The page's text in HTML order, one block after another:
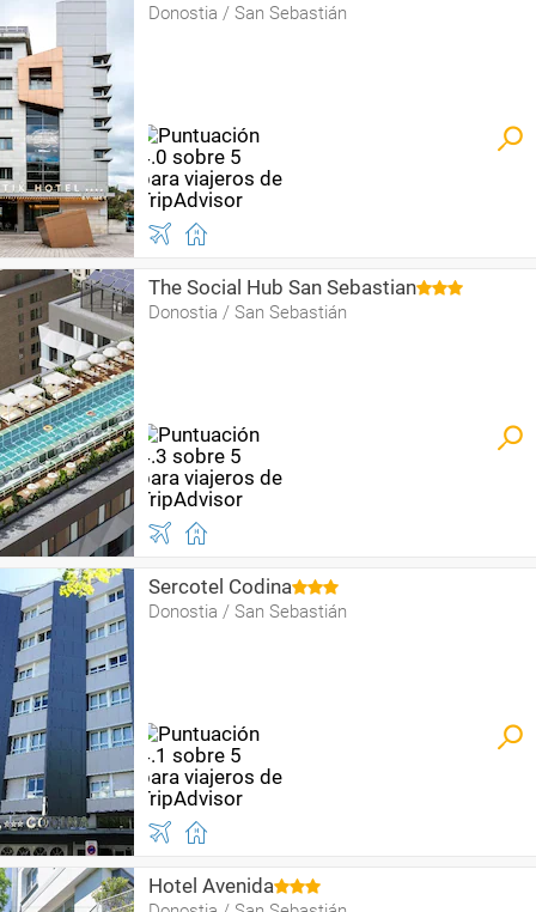
Donostia / San Sebastián
The Social Hub San Sebastian
Donostia / San Sebastián
Sercotel Codina
Donostia / San Sebastián
Hotel Avenida